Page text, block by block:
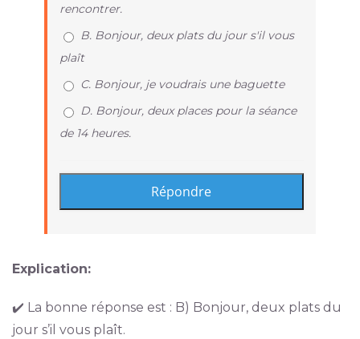
rencontrer.
B. Bonjour, deux plats du jour s'il vous
plaît
C. Bonjour, je voudrais une baguette
D. Bonjour, deux places pour la séance
de 14 heures.
Explication:
✔️ La bonne réponse est : B) Bonjour, deux plats du
jour s’il vous plaît.